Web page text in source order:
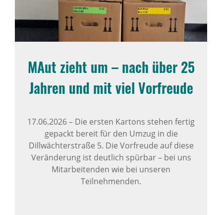
MAut zieht um – nach über 25
Jahren und mit viel Vorfreude
17.06.2026– Die ersten Kartons stehen fertig
gepackt bereit für den Umzug in die
Dillwächterstraße 5. Die Vorfreude auf diese
Veränderung ist deutlich spürbar – bei uns
Mitarbeitenden wie bei unseren
Teilnehmenden.